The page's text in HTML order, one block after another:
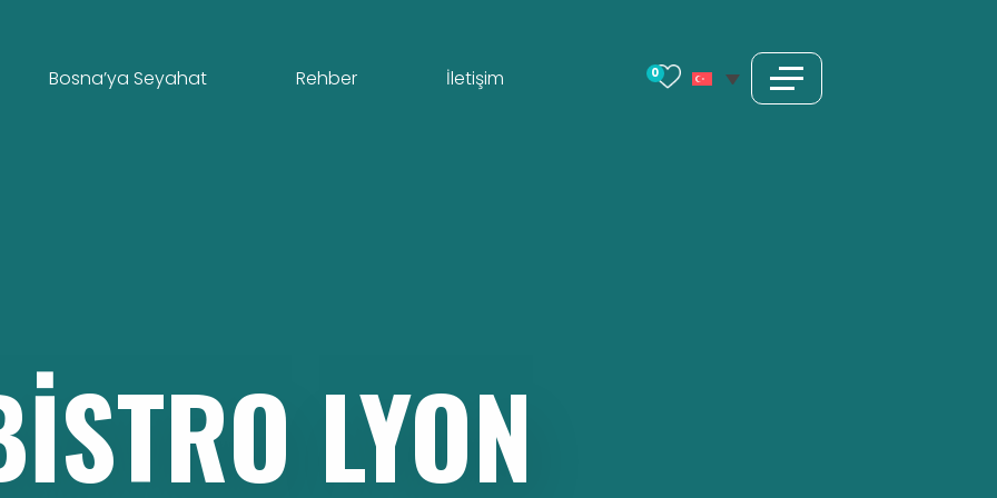
Bosna’ya Seyahat Rehber İletişim 0
LYON